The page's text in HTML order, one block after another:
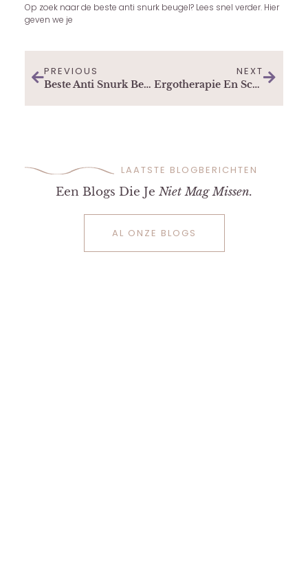
Op zoek naar de beste anti snurk beugel? Lees snel verder. Hier
geven we je
PREVIOUS
Beste Anti Snurk Beugel Review
NEXT
Ergotherapie En Scootmobielen. Wanneer Heeft Advies Op Maat Echt Meerwaarde?
LAATSTE BLOGBERICHTEN
Een Blogs Die Je Niet Mag Missen.
AL ONZE BLOGS